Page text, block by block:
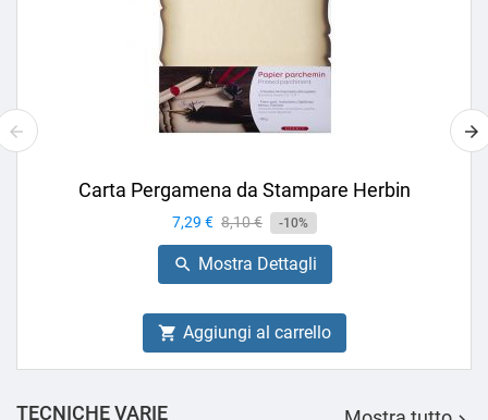
Carta Pergamena da Stampare Herbin
Prezzo
7,29 € Prezzo
base
8,10 € -10%
 Mostra Dettagli
 Aggiungi al carrello
TECNICHE VARIE